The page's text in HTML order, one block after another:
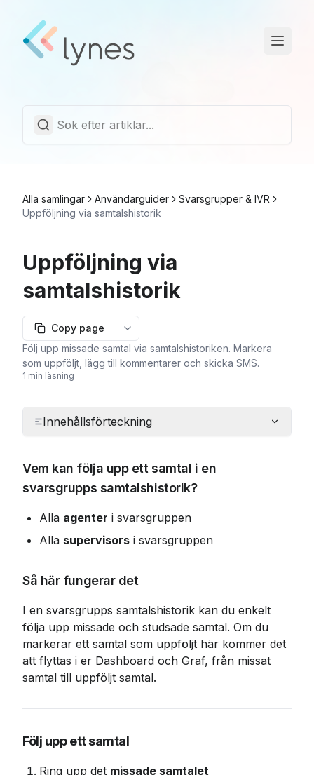
Alla samlingar Användarguider
Svarsgrupper & IVR
Uppföljning via samtalshistorik
Uppföljning via
samtalshistorik
Copy page
More options
Följ upp missade samtal via samtalshistoriken. Markera
som uppföljt, lägg till kommentarer och skicka SMS.
1 min läsning
Innehållsförteckning
Vem kan följa upp ett samtal i en
svarsgrupps samtalshistorik?
Alla agenter i svarsgruppen
Alla supervisors i svarsgruppen
Så här fungerar det
I en svarsgrupps samtalshistorik kan du enkelt
följa upp missade och studsade samtal. Om du
markerar ett samtal som uppföljt här kommer det
att flyttas i er Dashboard och Graf, från missat
samtal till uppföljt samtal.
Följ upp ett samtal
Ring upp det missade samtalet